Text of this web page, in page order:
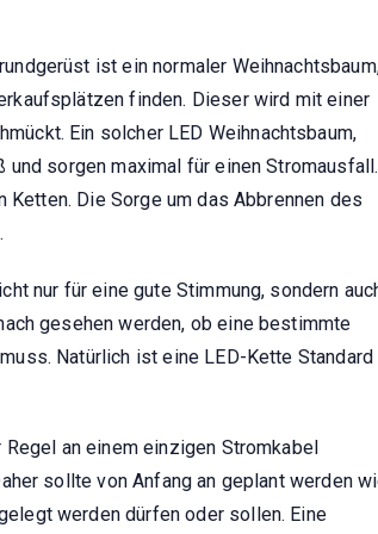
ist ein normaler
finden. Dieser wird mit einer
Ein solcher LED Weihnachtsbaum,
sorgen maximal für einen Stromausfall.
Die Sorge um das Abbrennen des
nur für eine gute Stimmung, sondern
gesehen werden, ob eine bestimmte
Natürlich ist eine LED-Kette Standard
an einem einzigen Stromkabel
sollte von Anfang an geplant werden
werden dürfen oder sollen. Eine